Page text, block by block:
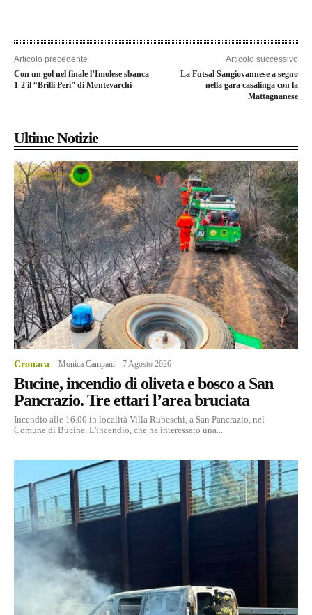
Articolo precedente
Con un gol nel finale l’Imolese sbanca
1-2 il “Brilli Peri” di Montevarchi
Articolo successivo
La Futsal Sangiovannese a segno
nella gara casalinga con la
Mattagnanese
Ultime Notizie
Cronaca Monica Campani -7 Agosto 2026
Bucine, incendio di oliveta e bosco a San
Pancrazio. Tre ettari l’area bruciata
Incendio alle 16.00 in località Villa Rubeschi, a San Pancrazio, nel
Comune di Bucine. L'incendio, che ha interessato una...